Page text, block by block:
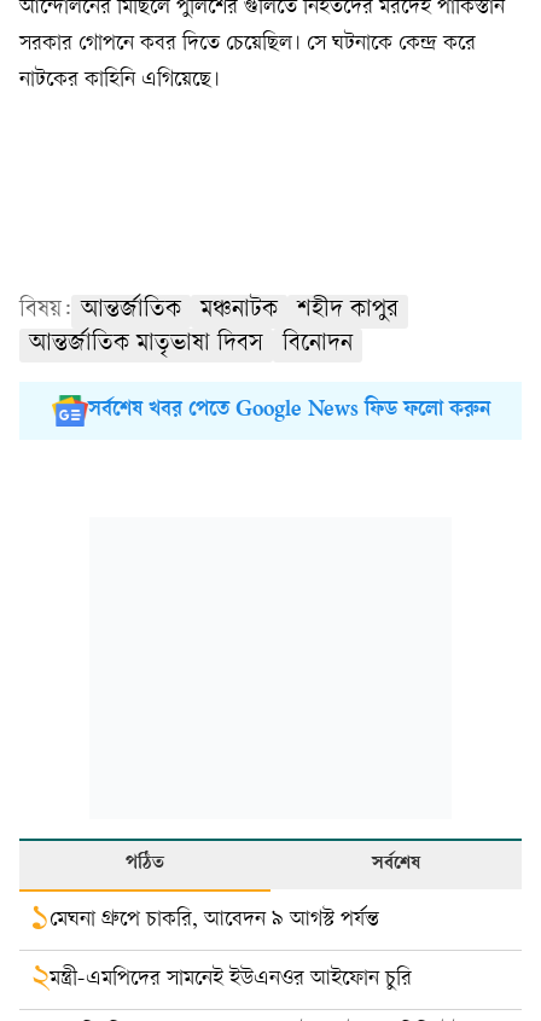
আন্দোলনের মিছিলে পুলিশের গুলিতে নিহতদের মরদেহ পাকিস্তান
সরকার গোপনে কবর দিতে চেয়েছিল। সে ঘটনাকে কেন্দ্র করে
নাটকের কাহিনি এগিয়েছে।
বিষয়: আন্তর্জাতিক মঞ্চনাটক
শহীদ কাপুর
আন্তর্জাতিক মাতৃভাষা দিবস
বিনোদন
সর্বশেষ খবর পেতে Google News ফিড ফলো করুন
পঠিত সর্বশেষ
১মেঘনা গ্রুপে চাকরি, আবেদন ৯ আগস্ট পর্যন্ত
২মন্ত্রী-এমপিদের সামনেই ইউএনওর আইফোন চুরি